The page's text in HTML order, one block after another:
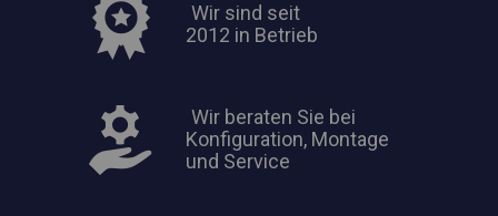
Wir sind seit
2012 in Betrieb
Wir beraten Sie bei
Konfiguration, Montage
und Service